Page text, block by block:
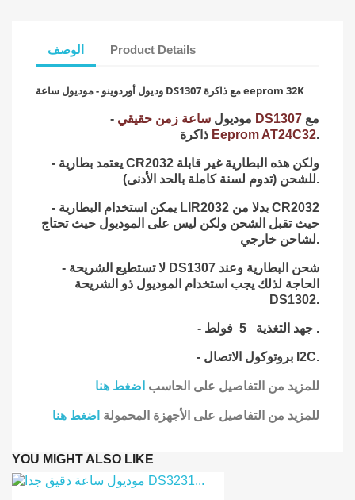
الوصف Product Details
وديول أوردوينو - موديول ساعة DS1307 مع ذاكرة eeprom 32K
- موديول ساعة زمن حقيقي DS1307
Eeprom AT24C32.
- يعتمد بطارية CR2032 ولكن هذه البطارية غير قابلة
للشحن (تدوم لسنة كاملة بالحد الأدنى).
- يمكن استخدام البطارية LIR2032 بدلا من CR2032
حيث تقبل الشحن ولكن ليس على الموديول حيث تحتاج
لشاحن خارجي.
- لا تستطيع الشريحة DS1307 شحن البطارية وعند
الحاجة لذلك يجب استخدام الموديول ذو الشريحة
DS1302.
- جهد التغذية 5 فولط .
- بروتوكول الاتصال I2C.
للمزيد من التفاصيل على الحاسب اضغط هنا
للمزيد من التفاصيل على الأجهزة المحمولة اضغط هنا
YOU MIGHT ALSO LIKE